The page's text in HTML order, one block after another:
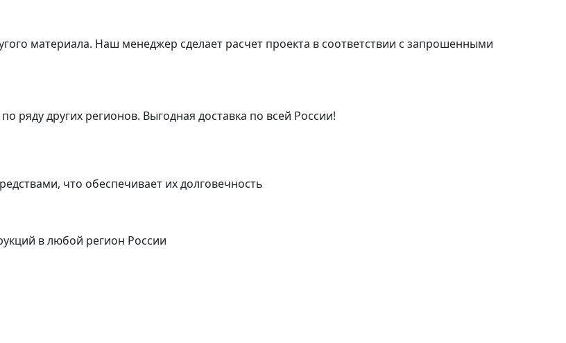
материала. Наш менеджер сделает расчет проекта в соответствии с запрошенными
ряду других регионов. Выгодная доставка по всей России!
что обеспечивает их долговечность
в любой регион России